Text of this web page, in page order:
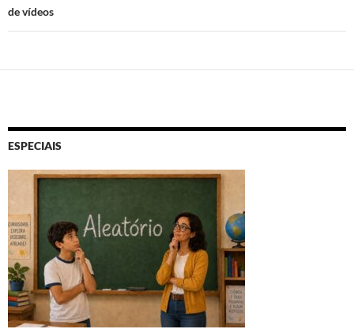
de vídeos
ESPECIAIS